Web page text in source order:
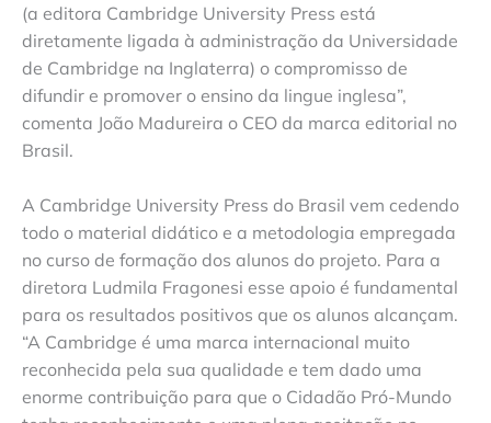
(a editora Cambridge University Press está
diretamente ligada à administração da Universidade
de Cambridge na Inglaterra) o compromisso de
difundir e promover o ensino da lingue inglesa”,
comenta João Madureira o CEO da marca editorial no
Brasil.
A Cambridge University Press do Brasil vem cedendo
todo o material didático e a metodologia empregada
no curso de formação dos alunos do projeto. Para a
diretora Ludmila Fragonesi esse apoio é fundamental
para os resultados positivos que os alunos alcançam.
“A Cambridge é uma marca internacional muito
reconhecida pela sua qualidade e tem dado uma
enorme contribuição para que o Cidadão Pró-Mundo